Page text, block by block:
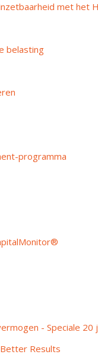
met het
belasting
programma
- Speciale 20
Results